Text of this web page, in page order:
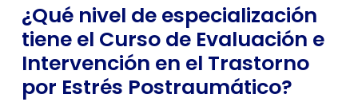
¿Qué nivel de especialización
tiene el Curso de Evaluación e
Intervención en el Trastorno
por Estrés Postraumático?